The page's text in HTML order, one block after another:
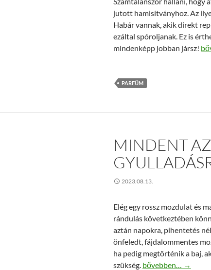
jutott hamisítványhoz. Az
Habár vannak, akik direkt
ezáltal spóroljanak. Ez is
mindenképp jobban jársz!
PARFÜM
MINDENT
2023.08.13.
Elég egy rossz mozdulat és
rándulás következtében
aztán napokra, pihentetés
önfeledt, fájdalommentes
ha pedig megtörténik a baj,
szükség. Mindent az ízületi
bővebben… →